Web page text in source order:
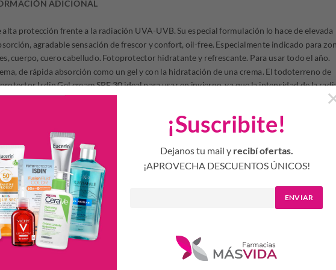
¡Suscribite!
Dejanos tu mail y recibí ofertas.
¡APROVECHA DESCUENTOS ÚNICOS!
ENVIAR
ADICIONAL
protección frente a la radiación UVA-UVB. Su especial formulación lo hace de elevada
agradable sensación de frescor y confort, oil-free. Especialmente indicado para
cuerpo, cuero cabelludo. Fotoprotector hidratante y refrescante. Para usar todo el año.
de rápida absorción como un gel y con la hidratación de una crema. El todoterreno de
Isdin Gel cream SPF 30 ideal para usar en invierno, ya que la intensidad de la
ideal para usar todo el año, alergias
envejecimiento prematuro de la piel y alteraciones cutáneas debidas al sol.
zonas pilosas, cuero cabelludo o cuerpo.
Isdin Gel-crema sobre la piel limpia y seca media hora antes de la exposición
fuese necesario.